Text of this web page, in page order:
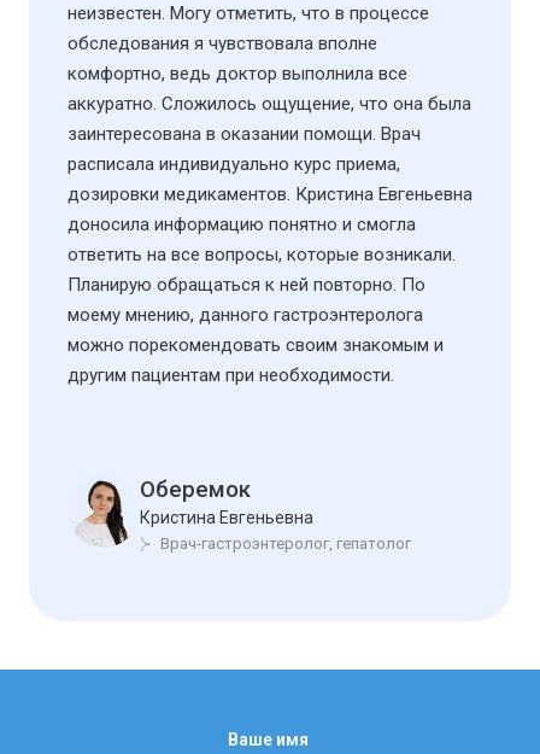
неизвестен. Могу отметить, что в процессе
обследования я чувствовала вполне
комфортно, ведь доктор выполнила все
аккуратно. Сложилось ощущение, что она была
заинтересована в оказании помощи. Врач
расписала индивидуально курс приема,
дозировки медикаментов. Кристина Евгеньевна
доносила информацию понятно и смогла
ответить на все вопросы, которые возникали.
Планирую обращаться к ней повторно. По
моему мнению, данного гастроэнтеролога
можно порекомендовать своим знакомым и
другим пациентам при необходимости.
Оберемок
Кристина Евгеньевна
Врач-гастроэнтеролог, гепатолог
Ваше имя